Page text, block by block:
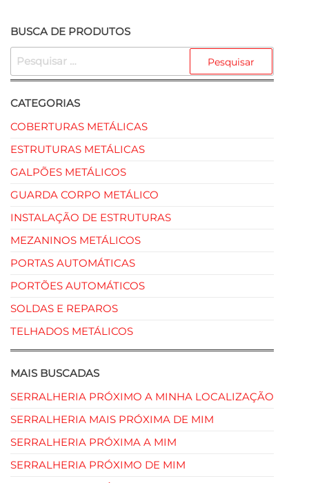
BUSCA DE PRODUTOS
CATEGORIAS
COBERTURAS METÁLICAS
ESTRUTURAS METÁLICAS
GALPÕES METÁLICOS
GUARDA CORPO METÁLICO
INSTALAÇÃO DE ESTRUTURAS
MEZANINOS METÁLICOS
PORTAS AUTOMÁTICAS
PORTÕES AUTOMÁTICOS
SOLDAS E REPAROS
TELHADOS METÁLICOS
MAIS BUSCADAS
SERRALHERIA PRÓXIMO A MINHA LOCALIZAÇÃO
SERRALHERIA MAIS PRÓXIMA DE MIM
SERRALHERIA PRÓXIMA A MIM
SERRALHERIA PRÓXIMO DE MIM